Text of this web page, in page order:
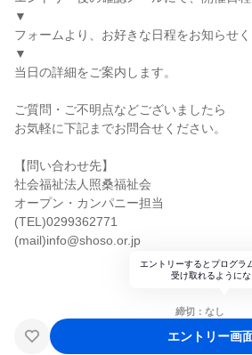
▼
フォームより、お好きな日程をお知らせく
▼
当日の詳細をご案内します。
ご質問・ご不明点などございましたら
お気軽に下記までお問合せください。
【問い合わせ先】
社会福祉法人照桑福祉会
オープン・カンパニー担当
(TEL)0299362771
(mail)info@shoso.or.jp
エントリーするとプログラ
受け取れるように
締切：なし
エントリー画